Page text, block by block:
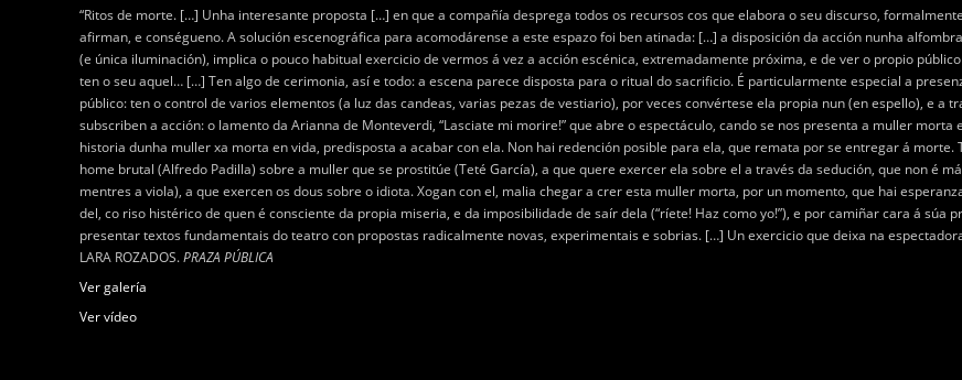
“Ritos de morte. […] Unha interesante proposta […] en que a compañía desprega todos os recursos cos que elabora o seu discurso,
afirman, e conségueno. A solución escenográfica para acomodárense a este espazo foi ben atinada: […] a disposición da acción nunha
(e única iluminación), implica o pouco habitual exercicio de vermos á vez a acción escénica, extremadamente próxima, e de ver o propio
ten o seu aquel… […] Ten algo de cerimonia, así e todo: a escena parece disposta para o ritual do sacrificio. É particularmente especial a
público: ten o control de varios elementos (a luz das candeas, varias pezas de vestiario), por veces convértese ela propia nun (en espello), e a
subscriben a acción: o lamento da Arianna de Monteverdi, “Lasciate mi morire!” que abre o espectáculo, cando se nos presenta a muller
historia dunha muller xa morta en vida, predisposta a acabar con ela. Non hai redención posible para ela, que remata por se entregar á
home brutal (Alfredo Padilla) sobre a muller que se prostitúe (Teté García), a que quere exercer ela sobre el a través da sedución, que non é
mentres a viola), a que exercen os dous sobre o idiota. Xogan con el, malia chegar a crer esta muller morta, por un momento, que hai
del, co riso histérico de quen é consciente da propia miseria, e da imposibilidade de saír dela (“ríete! Haz como yo!”), e por camiñar cara á
presentar textos fundamentais do teatro con propostas radicalmente novas, experimentais e sobrias. […] Un exercicio que deixa na
LARA ROZADOS.PRAZA PÚBLICA
Ver galería
Ver vídeo